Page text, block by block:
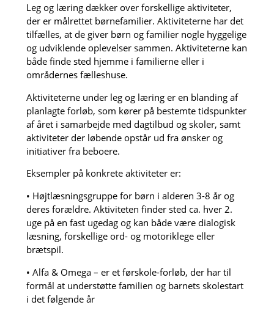
Leg og læring dækker over forskellige aktiviteter,
der er målrettet børnefamilier. Aktiviteterne har det
tilfælles, at de giver børn og familier nogle hyggelige
og udviklende oplevelser sammen. Aktiviteterne kan
både finde sted hjemme i familierne eller i
områdernes fælleshuse.
Aktiviteterne under leg og læring er en blanding af
planlagte forløb, som kører på bestemte tidspunkter
af året i samarbejde med dagtilbud og skoler, samt
aktiviteter der løbende opstår ud fra ønsker og
initiativer fra beboere.
Eksempler på konkrete aktiviteter er:
• Højtlæsningsgruppe for børn i alderen 3-8 år og
deres forældre. Aktiviteten finder sted ca. hver 2.
uge på en fast ugedag og kan både være dialogisk
læsning, forskellige ord- og motoriklege eller
brætspil.
• Alfa & Omega – er et førskole-forløb, der har til
formål at understøtte familien og barnets skolestart
i det følgende år